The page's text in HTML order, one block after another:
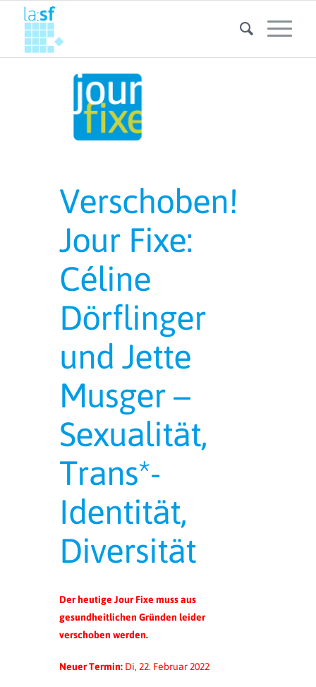
Verschoben!
Jour Fixe:
Céline
Dörflinger
und Jette
Musger –
Sexualität,
Trans*-
Identität,
Diversität
Der heutige Jour Fixe muss aus
gesundheitlichen Gründen leider
verschoben werden.
Neuer Termin: Di, 22. Februar 2022